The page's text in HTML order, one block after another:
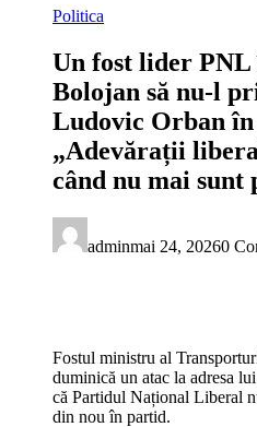
Politica
Un fost lider
Bolojan să nu-l
Ludovic Orban
„Adevărații
când nu mai
adminmai 24, 20260
Fostul ministru al
duminică un atac la adresa
că Partidul Național Liberal
din nou în partid.